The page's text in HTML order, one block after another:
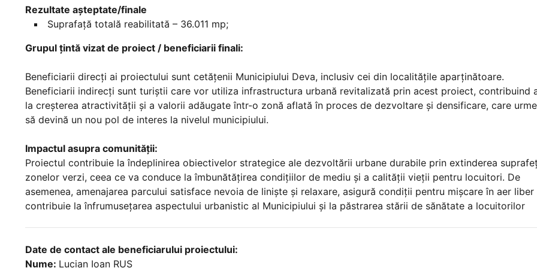
Rezultate aşteptate/finale
Suprafață totală reabilitată – 36.011 mp;
Grupul țintă vizat de proiect / beneficiarii finali:
Beneficiarii direcți ai proiectului sunt cetățenii Municipiului Deva, inclusiv cei din localitățile aparținătoare.
Beneficiarii indirecți sunt turiștii care vor utiliza infrastructura urbană revitalizată prin acest proiect, contribuind
la creșterea atractivității și a valorii adăugate într-o zonă aflată în proces de dezvoltare și densificare, care
să devină un nou pol de interes la nivelul municipiului.
Impactul asupra comunității:
Proiectul contribuie la îndeplinirea obiectivelor strategice ale dezvoltării urbane durabile prin extinderea
zonelor verzi, ceea ce va conduce la îmbunătățirea condițiilor de mediu și a calității vieții pentru locuitori. De
asemenea, amenajarea parcului satisface nevoia de liniște și relaxare, asigură condiții pentru mișcare în aer liber
contribuie la înfrumusețarea aspectului urbanistic al Municipiului și la păstrarea stării de sănătate a locuitorilor
Date de contact ale beneficiarului proiectului:
Nume: Lucian Ioan RUS